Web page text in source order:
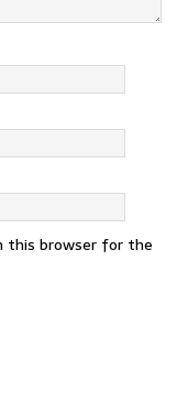
this browser for the